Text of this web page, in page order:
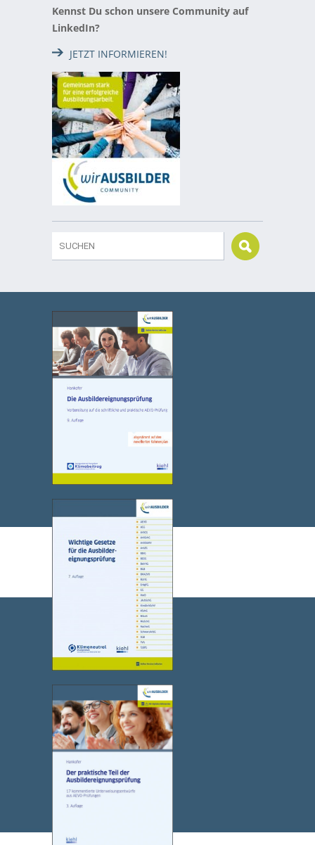
Kennst Du schon unsere Community auf
LinkedIn?
JETZT INFORMIEREN!